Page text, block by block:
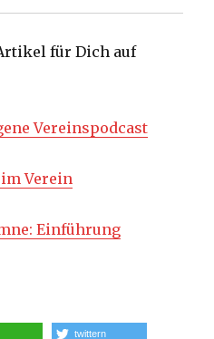
für Dich auf
Vereinspodcast
Verein
Einführung
twittern